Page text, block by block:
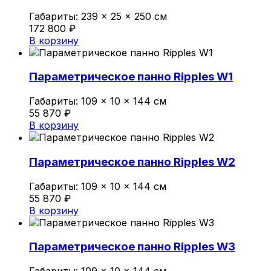
Габариты: 239 × 25 × 250 см
172 800 ₽
В корзину
Параметрическое панно Ripples W1
Габариты: 109 × 10 × 144 см
55 870 ₽
В корзину
Параметрическое панно Ripples W2
Габариты: 109 × 10 × 144 см
55 870 ₽
В корзину
Параметрическое панно Ripples W3